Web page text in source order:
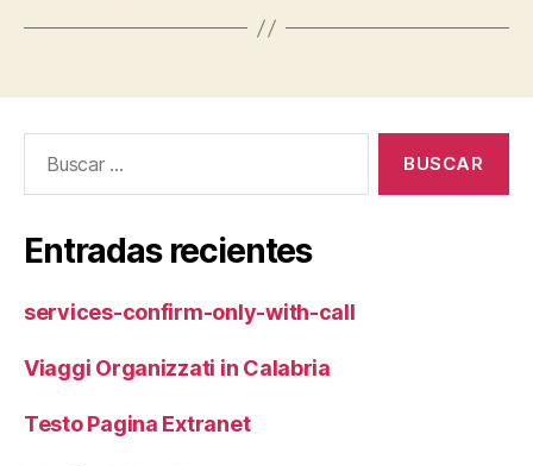
Entradas recientes
services-confirm-only-with-call
Viaggi Organizzati in Calabria
Testo Pagina Extranet